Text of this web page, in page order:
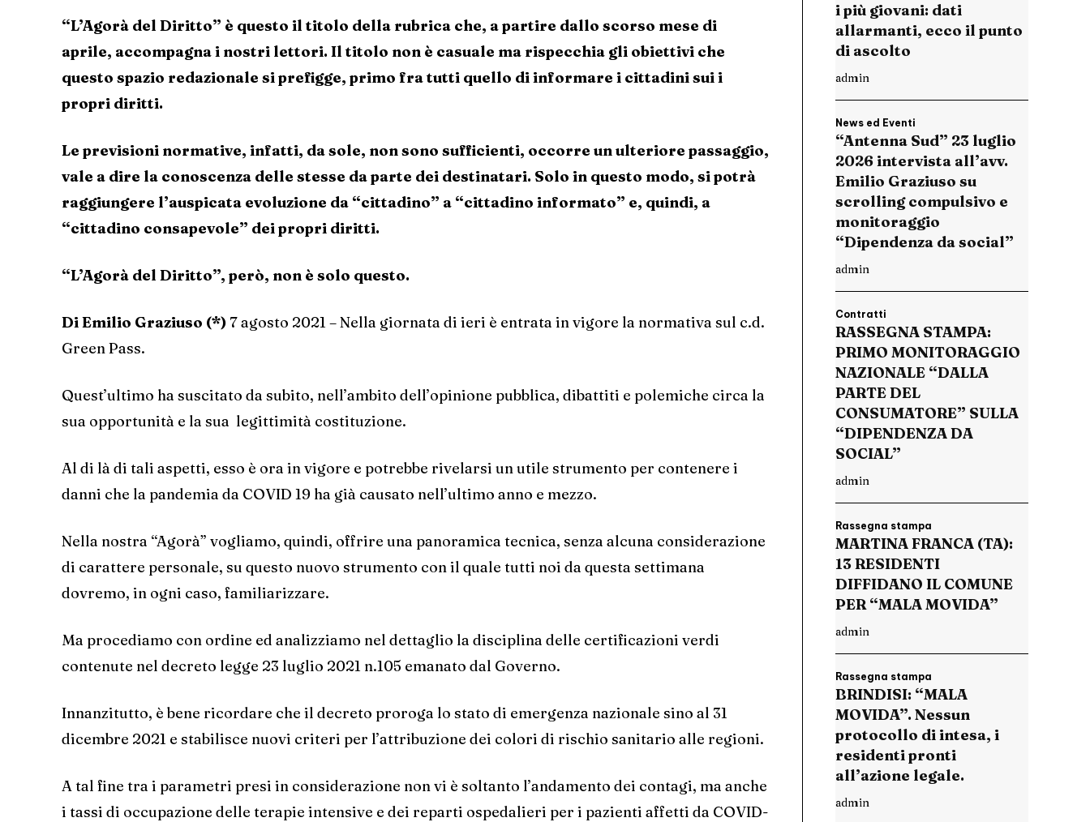
“L’Agorà del Diritto” è questo il titolo della rubrica che, a partire dallo scorso mese di
aprile, accompagna i nostri lettori. Il titolo non è casuale ma rispecchia gli obiettivi che
questo spazio redazionale si prefigge, primo fra tutti quello di informare i cittadini sui i
propri diritti.
Le previsioni normative, infatti, da sole, non sono sufficienti, occorre un ulteriore passaggio,
vale a dire la conoscenza delle stesse da parte dei destinatari. Solo in questo modo, si potrà
raggiungere l’auspicata evoluzione da “cittadino” a “cittadino informato” e, quindi, a
“cittadino consapevole” dei propri diritti.
“L’Agorà del Diritto”, però, non è solo questo.
Di Emilio Graziuso (*) 7 agosto 2021 – Nella giornata di ieri è entrata in vigore la normativa sul c.d.
Green Pass.
Quest’ultimo ha suscitato da subito, nell’ambito dell’opinione pubblica, dibattiti e polemiche circa la
sua opportunità e la sua legittimità costituzione.
Al di là di tali aspetti, esso è ora in vigore e potrebbe rivelarsi un utile strumento per contenere i
danni che la pandemia da COVID 19 ha già causato nell’ultimo anno e mezzo.
Nella nostra “Agorà” vogliamo, quindi, offrire una panoramica tecnica, senza alcuna considerazione
di carattere personale, su questo nuovo strumento con il quale tutti noi da questa settimana
dovremo, in ogni caso, familiarizzare.
Ma procediamo con ordine ed analizziamo nel dettaglio la disciplina delle certificazioni verdi
contenute nel decreto legge 23 luglio 2021 n.105 emanato dal Governo.
Innanzitutto, è bene ricordare che il decreto proroga lo stato di emergenza nazionale sino al 31
dicembre 2021 e stabilisce nuovi criteri per l’attribuzione dei colori di rischio sanitario alle regioni.
A tal fine tra i parametri presi in considerazione non vi è soltanto l’andamento dei contagi, ma anche
i tassi di occupazione delle terapie intensive e dei reparti ospedalieri per i pazienti affetti da COVID-
i più giovani: dati
allarmanti, ecco il punto
di ascolto
admin
News ed Eventi
“Antenna Sud” 23 luglio
2026 intervista all’avv.
Emilio Graziuso su
scrolling compulsivo e
monitoraggio
“Dipendenza da social”
admin
Contratti
RASSEGNA STAMPA:
PRIMO MONITORAGGIO
NAZIONALE “DALLA
PARTE DEL
CONSUMATORE” SULLA
“DIPENDENZA DA
SOCIAL”
admin
Rassegna stampa
MARTINA FRANCA (TA):
13 RESIDENTI
DIFFIDANO IL COMUNE
PER “MALA MOVIDA”
admin
Rassegna stampa
BRINDISI: “MALA
MOVIDA”. Nessun
protocollo di intesa, i
residenti pronti
all’azione legale.
admin